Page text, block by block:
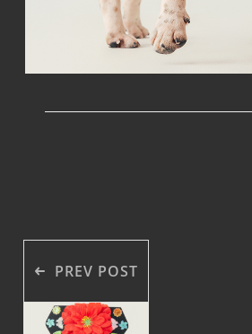
PREV POST